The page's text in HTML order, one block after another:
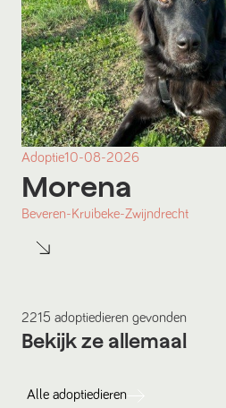
Adoptie10-08-2026
Morena
Beveren-Kruibeke-Zwijndrecht
2215 adoptiedieren gevonden
Bekijk ze allemaal
Alle adoptiedieren